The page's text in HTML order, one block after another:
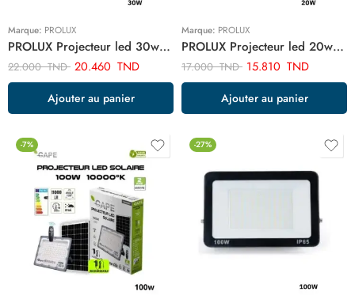
Marque: PROLUX
PROLUX Projecteur led 30w ART03406
22.000TND 20.460 TND
Ajouter au panier
Marque: PROLUX
PROLUX Projecteur led 20w ART03407
17.000TND 15.810 TND
Ajouter au panier
-7% -27%